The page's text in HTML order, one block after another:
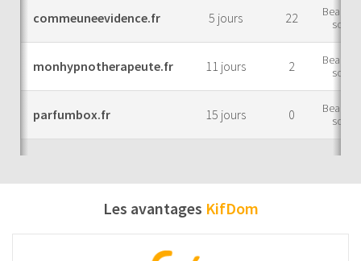
commeuneevidence.fr 5 jours 22
Beauté
soins
monhypnotherapeute.fr 11 jours 2
Beauté
soins
parfumbox.fr 15 jours 0
Beauté
soins
Les avantages KifDom